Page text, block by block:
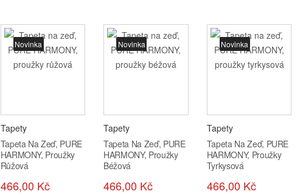
Novinka
Tapety
Tapeta Na Zeď, PURE
HARMONY, Proužky
Růžová
466,00 Kč
Novinka
Tapety
Tapeta Na Zeď, PURE
HARMONY, Proužky
Béžová
466,00 Kč
Novinka
Tapety
Tapeta Na Zeď, PURE
HARMONY, Proužky
Tyrkysová
466,00 Kč